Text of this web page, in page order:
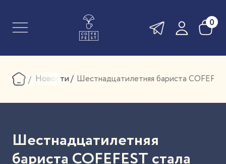
0
Новости Шестнадцатилетняя бариста
Шестнадцатилетняя
бариста COFEFEST стала